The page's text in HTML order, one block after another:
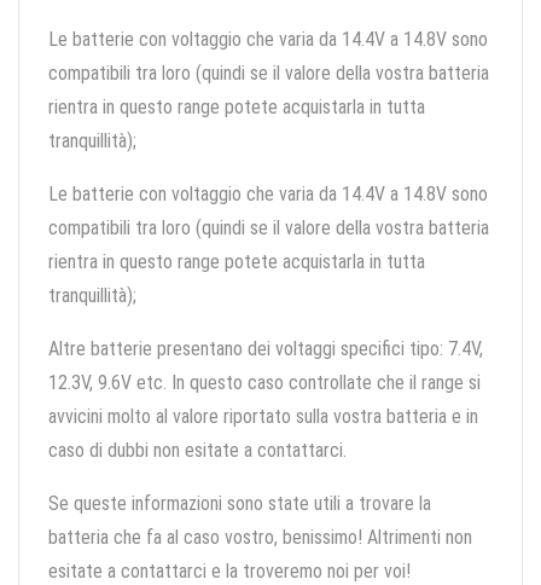
Le batterie con voltaggio che varia da 14.4V a 14.8V sono
compatibili tra loro (quindi se il valore della vostra batteria
rientra in questo range potete acquistarla in tutta
tranquillità);
Le batterie con voltaggio che varia da 14.4V a 14.8V sono
compatibili tra loro (quindi se il valore della vostra batteria
rientra in questo range potete acquistarla in tutta
tranquillità);
Altre batterie presentano dei voltaggi specifici tipo: 7.4V,
12.3V, 9.6V etc. In questo caso controllate che il range si
avvicini molto al valore riportato sulla vostra batteria e in
caso di dubbi non esitate a contattarci.
Se queste informazioni sono state utili a trovare la
batteria che fa al caso vostro, benissimo! Altrimenti non
esitate a contattarci e la troveremo noi per voi!